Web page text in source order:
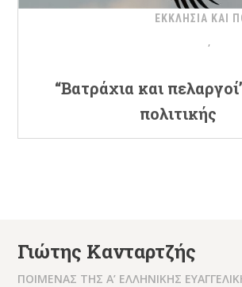
ΕΚΚΛΗΣΙΑ ΚΑΙ
“Βατράχια και
πολιτικής
Γιώτης Κανταρτζής
ΠΟΙΜΕΝΑΣ ΤΗΣ Α’ ΕΛΛΗΝΙΚΗΣ